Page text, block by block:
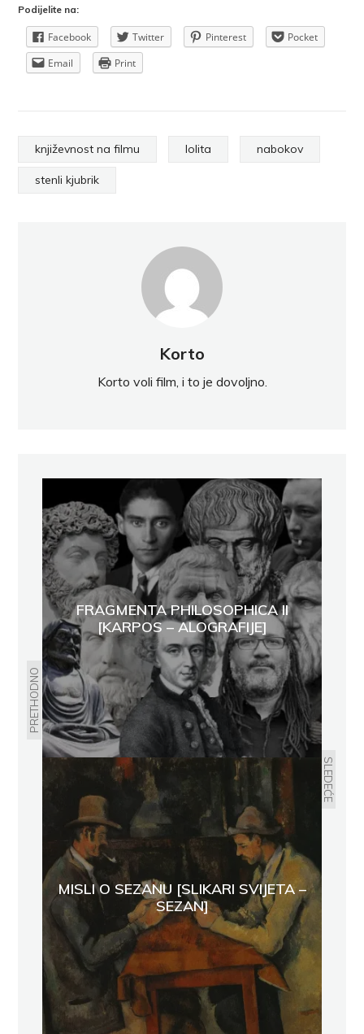
Podijelite na:
Facebook Twitter Pinterest
Pocket
Email
Print
književnost na filmu lolita nabokov
stenli kjubrik
Korto
Korto voli film, i to je dovoljno.
PRETHODNO
FRAGMENTA PHILOSOPHICA II
[KARPOS – ALOGRAFIJE]
SLEDEĆE
MISLI O SEZANU [SLIKARI SVIJETA –
SEZAN]